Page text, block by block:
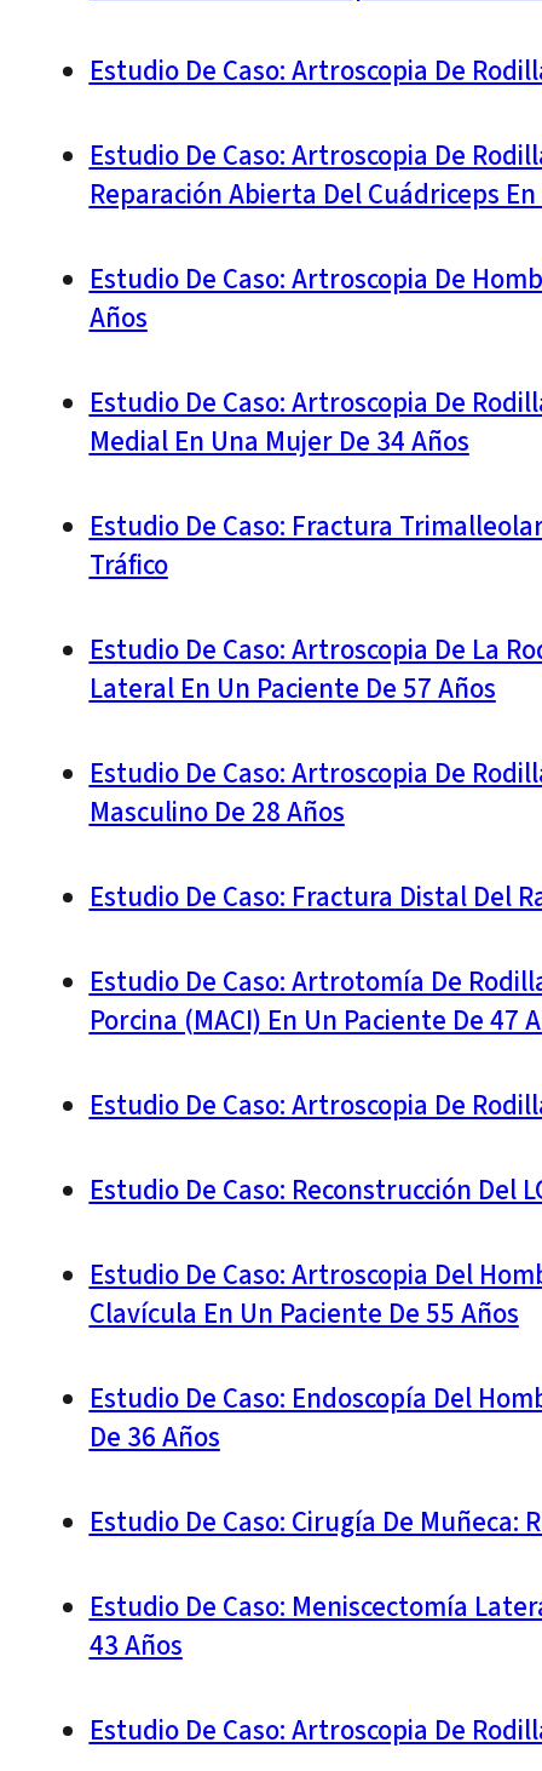
Estudio De Caso: Artroscopia De
Estudio De Caso: Artroscopia De
Reparación Abierta Del Cuádriceps
Estudio De Caso: Artroscopia De
Años
Estudio De Caso: Artroscopia De
Medial En Una Mujer De 34 Años
Estudio De Caso: Fractura
Tráfico
Estudio De Caso: Artroscopia De La
Lateral En Un Paciente De 57 Años
Estudio De Caso: Artroscopia De
Masculino De 28 Años
Estudio De Caso: Fractura Distal Del
Estudio De Caso: Artrotomía De
Porcina (MACI) En Un Paciente De 47
Estudio De Caso: Artroscopia De
Estudio De Caso: Reconstrucción Del
Estudio De Caso: Artroscopia Del
Clavícula En Un Paciente De 55 Años
Estudio De Caso: Endoscopía Del
De 36 Años
Estudio De Caso: Cirugía De Muñeca:
Estudio De Caso: Meniscectomía
43 Años
Estudio De Caso: Artroscopia De